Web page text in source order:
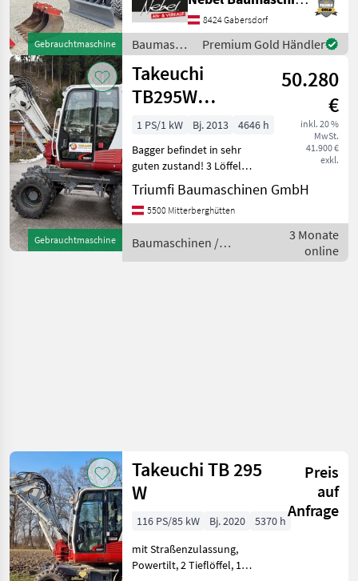
Gebrauchtmaschine
2Tieflöffel 400mm 900mm
1Böschungslöffel 1500mm.
Service Neu gemacht von
Fa.Huppenkothen.Österreichis
8424 Gabersdorf
Baumaschinen
/ Takeuchi
Premium Gold Händler
Gebrauchtmaschine
Takeuchi
TB295W
Powertilt
50.280
€
inkl. 20 %
MwSt.
41.900 €
exkl.
1 PS/1 kW Bj. 2013
4646 h
Bagger befindet in sehr
guten zustand! 3 Löffel
Eintausch möglich
Baumaschinen Mobilbagger
Triumfi Baumaschinen GmbH
5500 Mitterberghütten
Baumaschinen /
Takeuchi
3 Monate
online
Takeuchi TB 295
W
Preis
auf
Anfrage
116 PS/85 kW Bj. 2020
5370 h
mit Straßenzulassung,
Powertilt, 2 Tieflöffel, 1